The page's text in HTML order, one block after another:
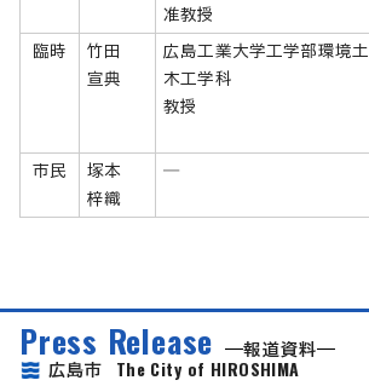
准教授
臨時
竹田
宣典
広島工業大学工学部環境土
木工学科
教授
市民
塚本
梓織
―
Press Release
報道資料
広島市 The City of HIROSHIMA